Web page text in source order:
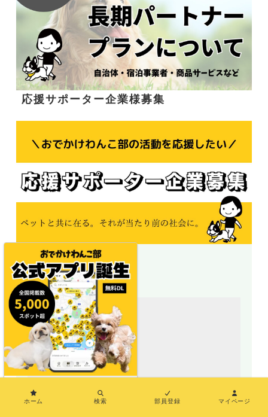
応援サポーター企業様募集
＼地図で探せる／
ホーム 検索 部員登録 マイページ